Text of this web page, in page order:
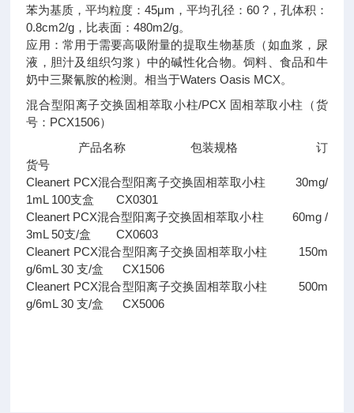
苯为基质，平均粒度：45μm，平均孔径：60 ?，孔体积：
0.8cm2/g，比表面：480m2/g。
应用：常用于需要高吸附量的提取生物基质（如血浆，尿
液，胆汁及组织匀浆）中的碱性化合物。饲料、食品和牛
奶中三聚氰胺的检测。相当于Waters Oasis MCX。
混合型阳离子交换固相萃取小柱/PCX 固相萃取小柱（货
号：PCX1506）
产品名称 包装规格 订
货号
Cleanert PCX混合型阳离子交换固相萃取小柱 30mg/
1mL 100支盒 CX0301
Cleanert PCX混合型阳离子交换固相萃取小柱 60mg /
3mL 50支/盒 CX0603
Cleanert PCX混合型阳离子交换固相萃取小柱 150m
g/6mL 30 支/盒 CX1506
Cleanert PCX混合型阳离子交换固相萃取小柱 500m
g/6mL 30 支/盒 CX5006